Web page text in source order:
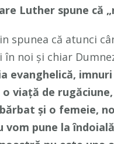
Luther spune că
spunea că atunci
în noi și chiar
evanghelică,
o viață de
și o femeie,
vom pune la